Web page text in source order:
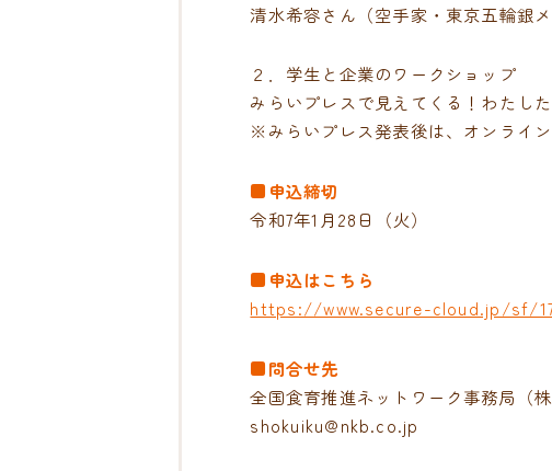
清水希容さん（空手家・東京五輪銀メ
２．学生と企業のワークショップ
みらいプレスで見えてくる！わたし
※みらいプレス発表後は、オンライ
■申込締切
令和7年1月28日（火）
■申込はこちら
https://www.secure-cloud.jp/sf/
■問合せ先
全国食育推進ネットワーク事務局（株
shokuiku@nkb.co.jp